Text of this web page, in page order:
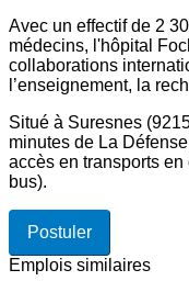
Avec un effectif de 2
médecins, l'hôpital
collaborations
l’enseignement, la
Situé à Suresnes
minutes de La
accès en transports
bus).
Postuler
Emplois similaires